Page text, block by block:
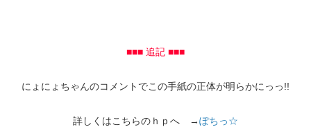
■■■ 追記 ■■■
にょにょちゃんのコメントでこの手紙の正体が明らかにっっ!!
詳しくはこちらのｈｐへ →ぽちっ☆